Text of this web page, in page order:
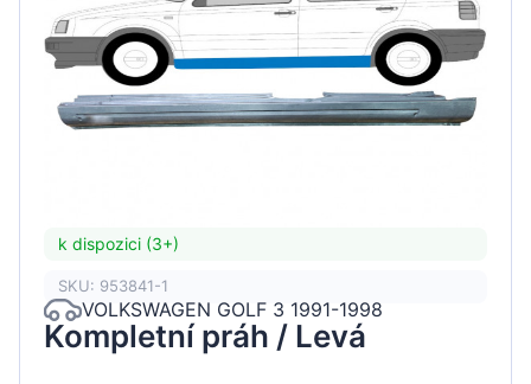
k dispozici (3+)
SKU: 953841-1
VOLKSWAGEN GOLF 3 1991-1998
Kompletní práh / Levá